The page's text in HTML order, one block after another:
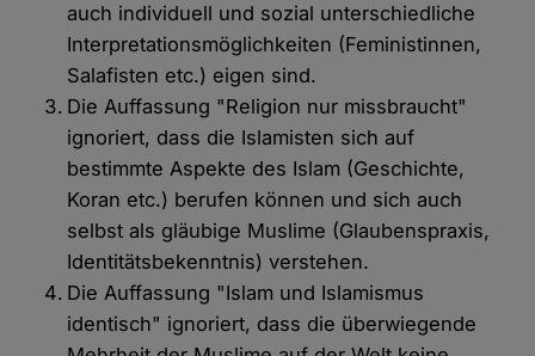
auch individuell und sozial unterschiedliche
Interpretationsmöglichkeiten (Feministinnen,
Salafisten etc.) eigen sind.
Die Auffassung "Religion nur missbraucht"
ignoriert, dass die Islamisten sich auf
bestimmte Aspekte des Islam (Geschichte,
Koran etc.) berufen können und sich auch
selbst als gläubige Muslime (Glaubenspraxis,
Identitätsbekenntnis) verstehen.
Die Auffassung "Islam und Islamismus
identisch" ignoriert, dass die überwiegende